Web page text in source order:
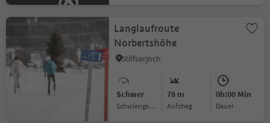
Langlaufroute
Norbertshöhe
Stilfserjoch
Schwer
Schwierigkeitsgrad
78 m
Aufstieg
0h:00 Min
Dauer